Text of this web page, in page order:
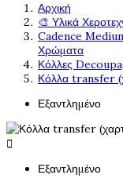
Αρχική
🎨 Υλικά
Cadence
Χρώματα
Κόλλες
Κόλλα transfer
Εξαντλημένο

Εξαντλημένο